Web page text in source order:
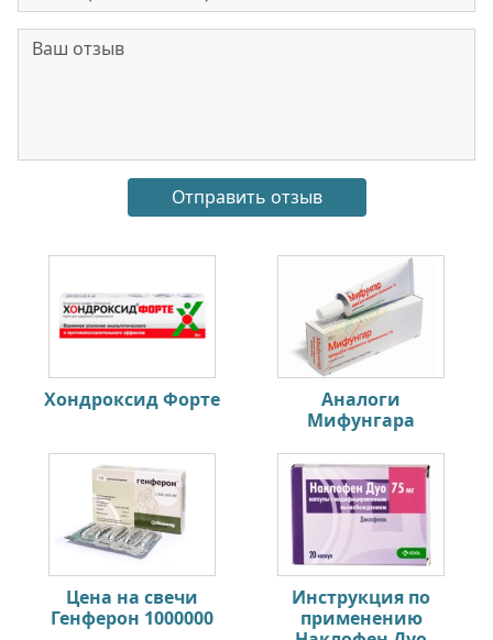
Хондроксид Форте
Аналоги
Мифунгара
Цена на свечи
Генферон 1000000
Инструкция по
применению